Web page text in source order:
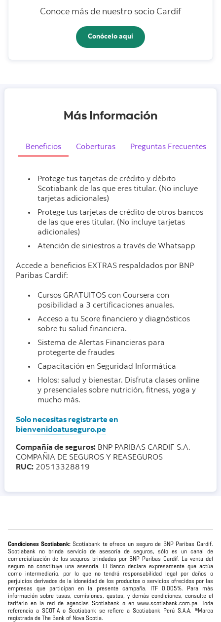
Conoce más de nuestro socio Cardif
Conócelo aquí
Más Información
Beneficios Coberturas Preguntas Frecuentes
Protege tus tarjetas de crédito y débito
Scotiabank de las que eres titular. (No incluye
tarjetas adicionales)
Protege tus tarjetas de crédito de otros bancos
de las que eres titular. (No incluye tarjetas
adicionales)
Atención de siniestros a través de Whatsapp
Accede a beneficios EXTRAS respaldados por BNP
Paribas Cardif:
Cursos GRATUITOS con Coursera con
posibilidad a 3 certificaciones anuales.
Acceso a tu Score financiero y diagnósticos
sobre tu salud financiera.
Sistema de Alertas Financieras para
protegerte de fraudes
Capacitación en Seguridad Informática
Holos: salud y bienestar. Disfruta clases online
y presenciales sobre nutrición, fitness, yoga y
mucho más.
Solo necesitas registrarte en
bienvenidoatuseguro.pe
Compañía de seguros: BNP PARIBAS CARDIF S.A.
COMPAÑIA DE SEGUROS Y REASEGUROS
RUC: 20513328819
Condiciones Scotiabank:Scotiabank te ofrece un seguro de BNP Paribas Cardif.
Scotiabank no brinda servicio de asesoría de seguros, sólo es un canal de
comercialización de los seguros brindados por BNP Paribas Cardif. La venta del
seguro no constituye una asesoría. El Banco declara expresamente que actúa
como intermediario, por lo que no tendrá responsabilidad legal por daños o
perjuicios derivados de la idoneidad de los productos o servicios ofrecidos por las
empresas que participan en la presente campaña. ITF 0.005%. Para más
información sobre tasas, comisiones, gastos, y demás condiciones, consulte el
tarifario en la red de agencias Scotiabank o en www.scotiabank.com.pe. Toda
referencia a SCOTIA o Scotiabank se refiere a Scotiabank Perú S.A.A. ®Marca
registrada de The Bank of Nova Scotia.